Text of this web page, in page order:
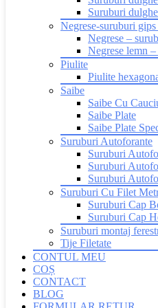
Suruburi
Negrese-suruburi gips
Negrese –
Negrese lemn
Piulite
Piulite
Saibe
Saibe Cu
Saibe Plate
Saibe Plate
Suruburi Autoforante
Suruburi
Suruburi
Suruburi
Suruburi Cu Filet
Suruburi Cap
Suruburi Cap
Suruburi montaj
Tije Filetate
CONTUL MEU
COȘ
CONTACT
BLOG